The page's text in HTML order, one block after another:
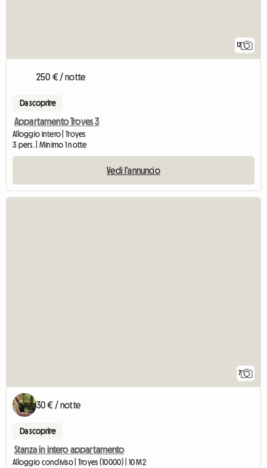
12
250 € / notte
Da scoprire
Appartamento Troyes 3
Alloggio intero | Troyes
3 pers. | Minimo 1 notte
Vedi l'annuncio
7
30 € / notte
Da scoprire
Stanza in intero appartamento
Alloggio condiviso | Troyes (10000) | 10 M2